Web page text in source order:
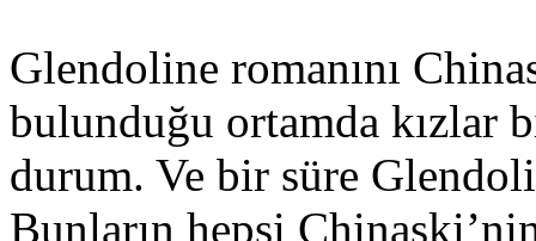
Glendoline romanını
bulunduğu ortamda kızlar
durum. Ve bir süre
Bunların hepsi